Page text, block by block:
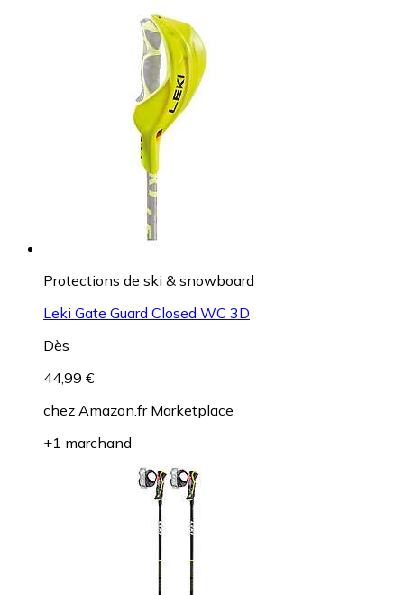
Protections de ski & snowboard
Leki Gate Guard Closed WC 3D
Dès
44,99 €
chez Amazon.fr Marketplace
+1 marchand